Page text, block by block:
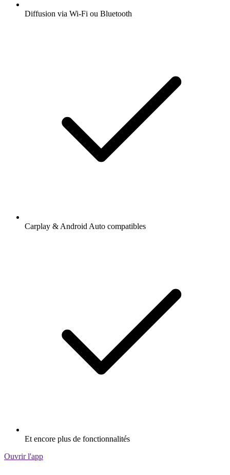
Diffusion via Wi-Fi ou Bluetooth
Carplay & Android Auto compatibles
Et encore plus de fonctionnalités
Ouvrir l'app